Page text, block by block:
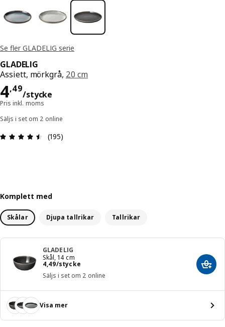
Se fler GLADELIG serie
GLADELIG
Assiett, mörkgrå, 20 cm
4,49
/stycke
Pris 4,49/stycke
Pris inkl. moms
Säljs i set om 2 online
Recension: 4.5 / 5 stjärnor. Totalt antal
(195)
Komplett med
Skålar Djupa tallrikar Tallrikar
GLADELIG
Skål, 14 cm
4,49/stycke
Pris 4,49/stycke
Säljs i set om 2 online
Lägg
Visa mer